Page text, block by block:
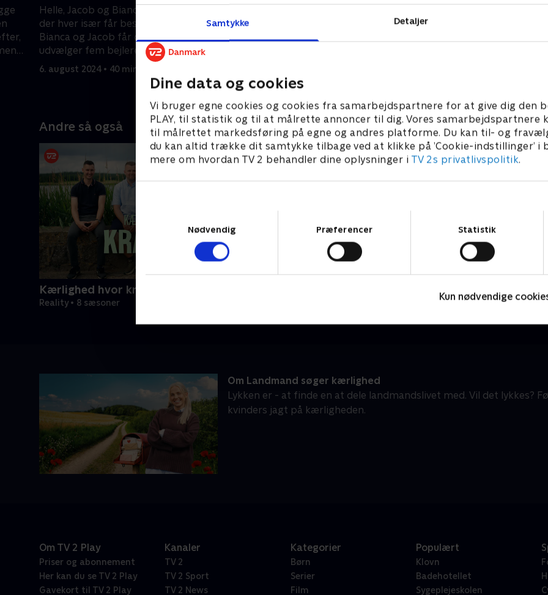
Samtykke Detaljer
Dine data og cookies
Vi bruger egne cookies og cookies fra samarbejdspartnere for at give dig den
PLAY, til statistik og til at målrette annoncer til dig. Vores samarbejdspartnere
til målrettet markedsføring på egne og andres platforme. Du kan til- og
du kan altid trække dit samtykke tilbage ved at klikke på ’Cookie-indstillinger’ i
mere om hvordan TV 2 behandler dine oplysninger i TV 2s privatlivspolitik.
Nødvendig
Præferencer Statistik
Kun nødvendige
Helle, Jacob og Bianca er de første,
der hver især får besøg af Lene Beier.
Bianca og Jacob får deres breve og
udvælger fem bejlere, de skal på
speeddate med.
6. august 2024 • 40 min
gensynsglæden er stor. Men en af
kvinderne tager lidt for meget af
at tage en ret svær snak med
Andre så også
Kærlighed hvor kragerne vender
Reality • 8 sæsoner
Om Landmand søger kærlighed
Lykken er - at finde en at dele landmandslivet med. Vil det lykkes?
kvinders jagt på kærligheden.
Om TV 2 Play
Priser og abonnement
Her kan du se TV 2 Play
Gavekort til TV 2 Play
Kanaler
TV 2
TV 2 Sport
TV 2 News
Kategorier
Børn
Serier
Film
Populært
Klovn
Badehotellet
Sygeplejeskolen